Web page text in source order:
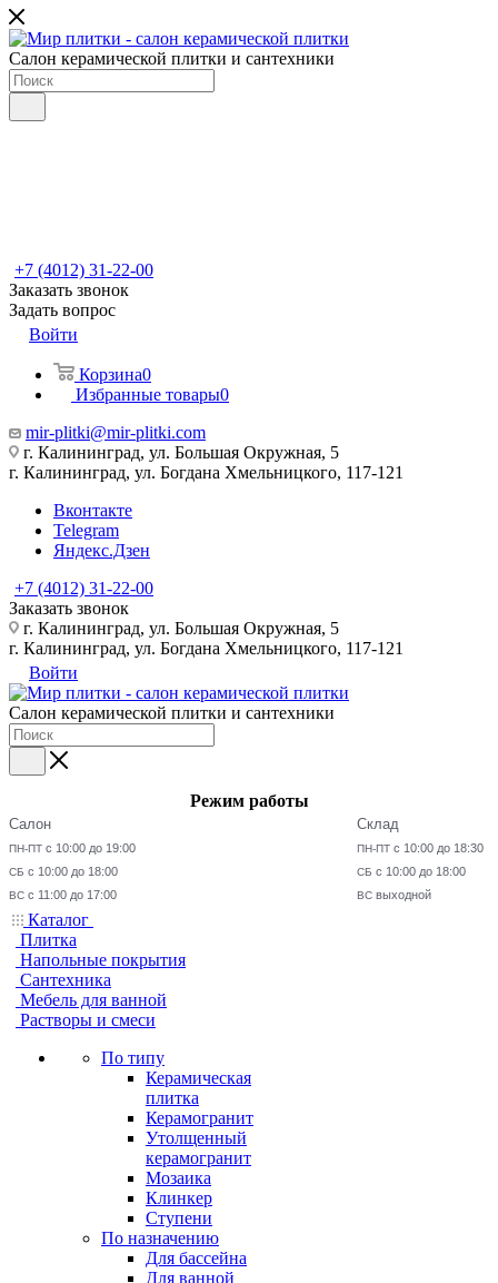
Салон керамической плитки и сантехники
+7 (4012) 31-22-00
Заказать звонок
Задать вопрос
Войти
Корзина0
Избранные товары0
mir-plitki@mir-plitki.com
г. Калининград, ул. Большая Окружная, 5
г. Калининград, ул. Богдана Хмельницкого, 117-121
Вконтакте
Telegram
Яндекс.Дзен
+7 (4012) 31-22-00
Заказать звонок
г. Калининград, ул. Большая Окружная, 5
г. Калининград, ул. Богдана Хмельницкого, 117-121
Войти
Салон керамической плитки и сантехники
Режим работы
Салон
ПН-ПТ с 10:00 до 19:00
СБ с 10:00 до 18:00
ВС с 11:00 до 17:00
Склад
ПН-ПТ с 10:00 до 18:30
СБ с 10:00 до 18:00
ВС выходной
Каталог
Плитка
Напольные покрытия
Сантехника
Мебель для ванной
Растворы и смеси
По типу
Керамическая
плитка
Керамогранит
Утолщенный
керамогранит
Мозаика
Клинкер
Ступени
По назначению
Для бассейна
Для ванной